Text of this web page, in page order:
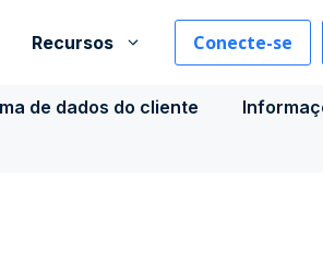
Recursos Conecte-se
de dados do cliente